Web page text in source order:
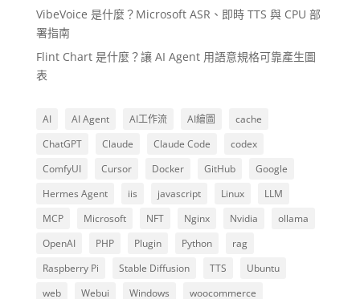
VibeVoice 是什麼？Microsoft ASR、即時 TTS 與 CPU 部
署指南
Flint Chart 是什麼？讓 AI Agent 用語意規格可靠產生圖
表
AI AI Agent AI工作流 AI繪圖
cache
ChatGPT
Claude Claude Code
codex
ComfyUI
Cursor Docker GitHub
Google
Hermes Agent
iis javascript Linux
LLM
MCP
Microsoft NFT Nginx Nvidia
ollama
OpenAI
PHP Plugin Python
rag
Raspberry Pi
Stable Diffusion TTS
Ubuntu
web
Webui Windows woocommerce